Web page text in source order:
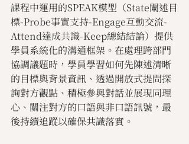
課程中運用的SPEAK模型（State闡述目
標-Probe事實支持-Engage互動交流-
Attend達成共識-Keep總結結論）提供
學員系統化的溝通框架。在處理跨部門
協調議題時，學員學習如何先陳述清晰
的目標與背景資訊、透過開放式提問探
詢對方觀點、積極參與對話並展現同理
心、關注對方的口語與非口語訊號，最
後持續追蹤以確保共識落實。